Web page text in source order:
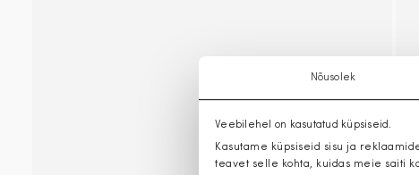
Nõusolek
Veebilehel on kasutatud küpsiseid.
Kasutame küpsiseid sisu ja
teavet selle kohta, kuidas meie saiti